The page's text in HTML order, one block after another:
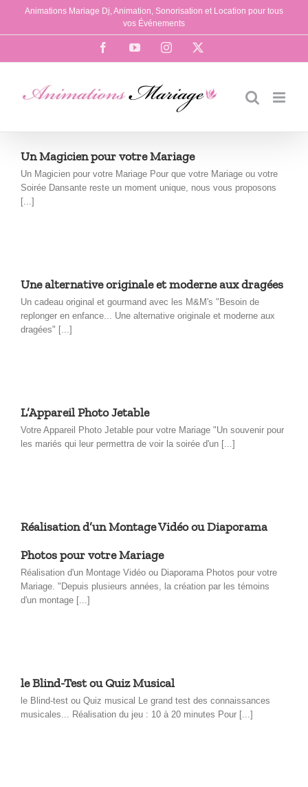
Passer
contenu
Animations Mariage Dj, Animation, Sonorisation et Location pour tous
vos Événements
FacebookYouTubeInstagram
Un Magicien pour votre Mariage
Un Magicien pour votre Mariage Pour que votre Mariage ou votre
Soirée Dansante reste un moment unique, nous vous proposons
[...]
Une alternative originale et moderne aux dragées
Un cadeau original et gourmand avec les M&M's "Besoin de
replonger en enfance... Une alternative originale et moderne aux
dragées" [...]
L’Appareil Photo Jetable
Votre Appareil Photo Jetable pour votre Mariage "Un souvenir pour
les mariés qui leur permettra de voir la soirée d'un [...]
Réalisation d’un Montage Vidéo ou Diaporama
Photos pour votre Mariage
Réalisation d'un Montage Vidéo ou Diaporama Photos pour votre
Mariage. "Depuis plusieurs années, la création par les témoins
d'un montage [...]
le Blind-Test ou Quiz Musical
le Blind-test ou Quiz musical Le grand test des connaissances
musicales... Réalisation du jeu : 10 à 20 minutes Pour [...]